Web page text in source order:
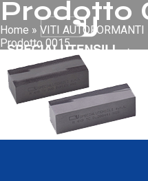
Prodotto
Home » VITI AUTOFORMANTI
Prodotto 0015